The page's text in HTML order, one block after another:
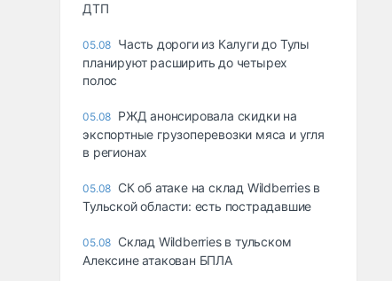
ДТП
05.08 Часть дороги из Калуги до Тулы
планируют расширить до четырех
полос
05.08 РЖД анонсировала скидки на
экспортные грузоперевозки мяса и угля
в регионах
05.08 СК об атаке на склад Wildberries в
Тульской области: есть пострадавшие
05.08 Склад Wildberries в тульском
Алексине атакован БПЛА